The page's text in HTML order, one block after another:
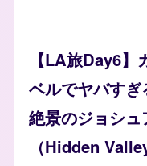
【LA旅Day6
ベルでヤバす
絶景のジョシ
（Hidden